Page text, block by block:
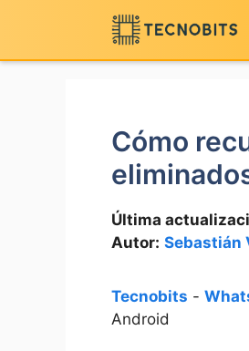
contenido
Cómo
Última
Autor: Sebastián
Tecnobits -
Android